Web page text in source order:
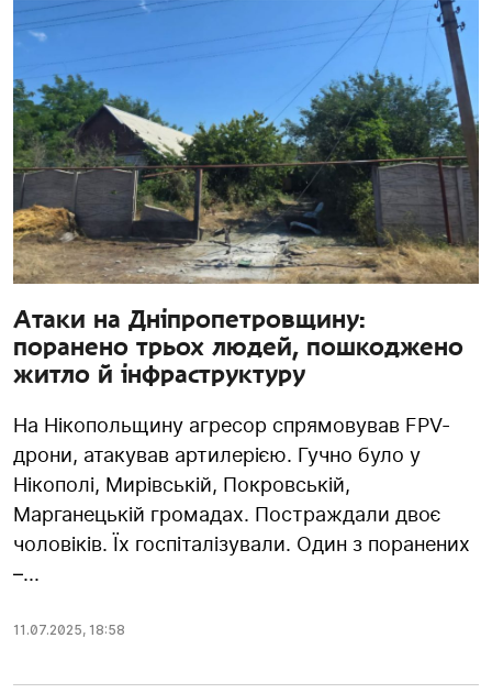
Атаки на Дніпропетровщину:
поранено трьох людей, пошкоджено
житло й інфраструктуру
На Нікопольщину агресор спрямовував FPV-
дрони, атакував артилерією. Гучно було у
Нікополі, Мирівській, Покровській,
Марганецькій громадах. Постраждали двоє
чоловіків. Їх госпіталізували. Один з поранених
–...
11.07.2025, 18:58